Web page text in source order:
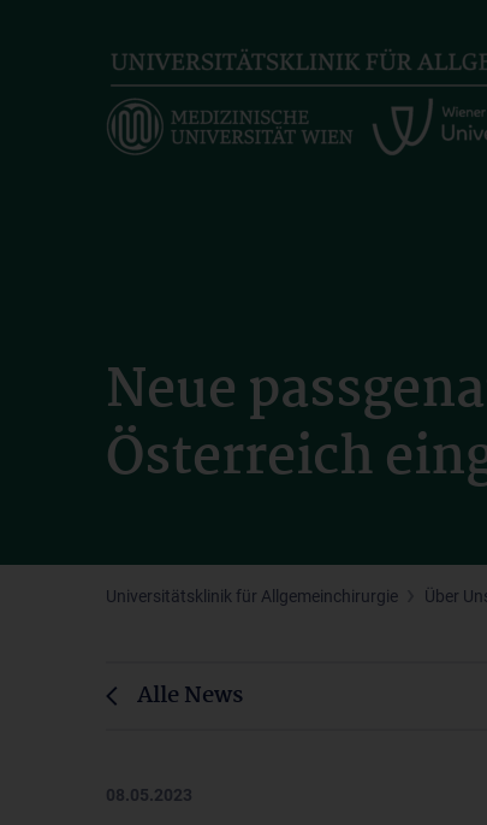
Neue
Österreich
Universitätsklinik für Allgemeinchirurgie Über
Alle News
08.05.2023